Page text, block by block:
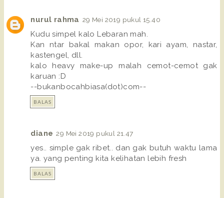
nurul rahma 29 Mei 2019 pukul 15.40
Kudu simpel kalo Lebaran mah.
Kan ntar bakal makan opor, kari ayam, nastar,
kastengel, dll.
kalo heavy make-up malah cemot-cemot gak
karuan :D
--bukanbocahbiasa(dot)com--
BALAS
diane 29 Mei 2019 pukul 21.47
yes.. simple gak ribet.. dan gak butuh waktu lama
ya. yang penting kita kelihatan lebih fresh
BALAS